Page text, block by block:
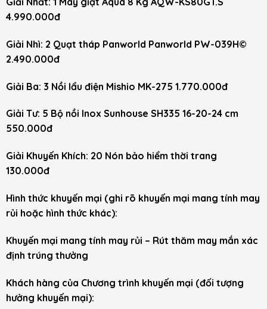
4.990.000đ
Giải Nhì: 2 Quạt tháp Panworld Panworld PW-039H©
2.490.000đ
Giải Ba: 3 Nồi lẩu điện Mishio MK-275 1.770.000đ
Giải Tư: 5 Bộ nồi Inox Sunhouse SH335 16-20-24 cm
550.000đ
Giải Khuyến Khích: 20 Nón bảo hiểm thời trang
130.000đ
Hình thức khuyến mại (ghi rõ khuyến mại mang tính may
rủi hoặc hình thức khác):
Khuyến mại mang tính may rủi – Rút thăm may mắn xác
định trúng thưởng
Khách hàng của Chương trình khuyến mại (đối tượng
hưởng khuyến mại):